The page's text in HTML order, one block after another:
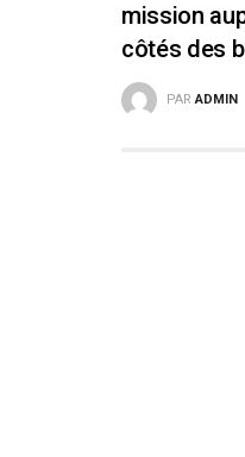
mission
côtés des
PAR ADMIN